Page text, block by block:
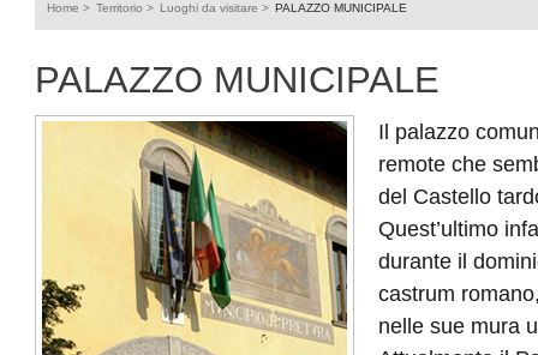
Home > Territorio > Luoghi da visitare > PALAZZO MUNICIPALE
PALAZZO MUNICIPALE
Il palazzo
remote che
del Castello
Quest’ultimo
durante il
castrum
nelle sue mura